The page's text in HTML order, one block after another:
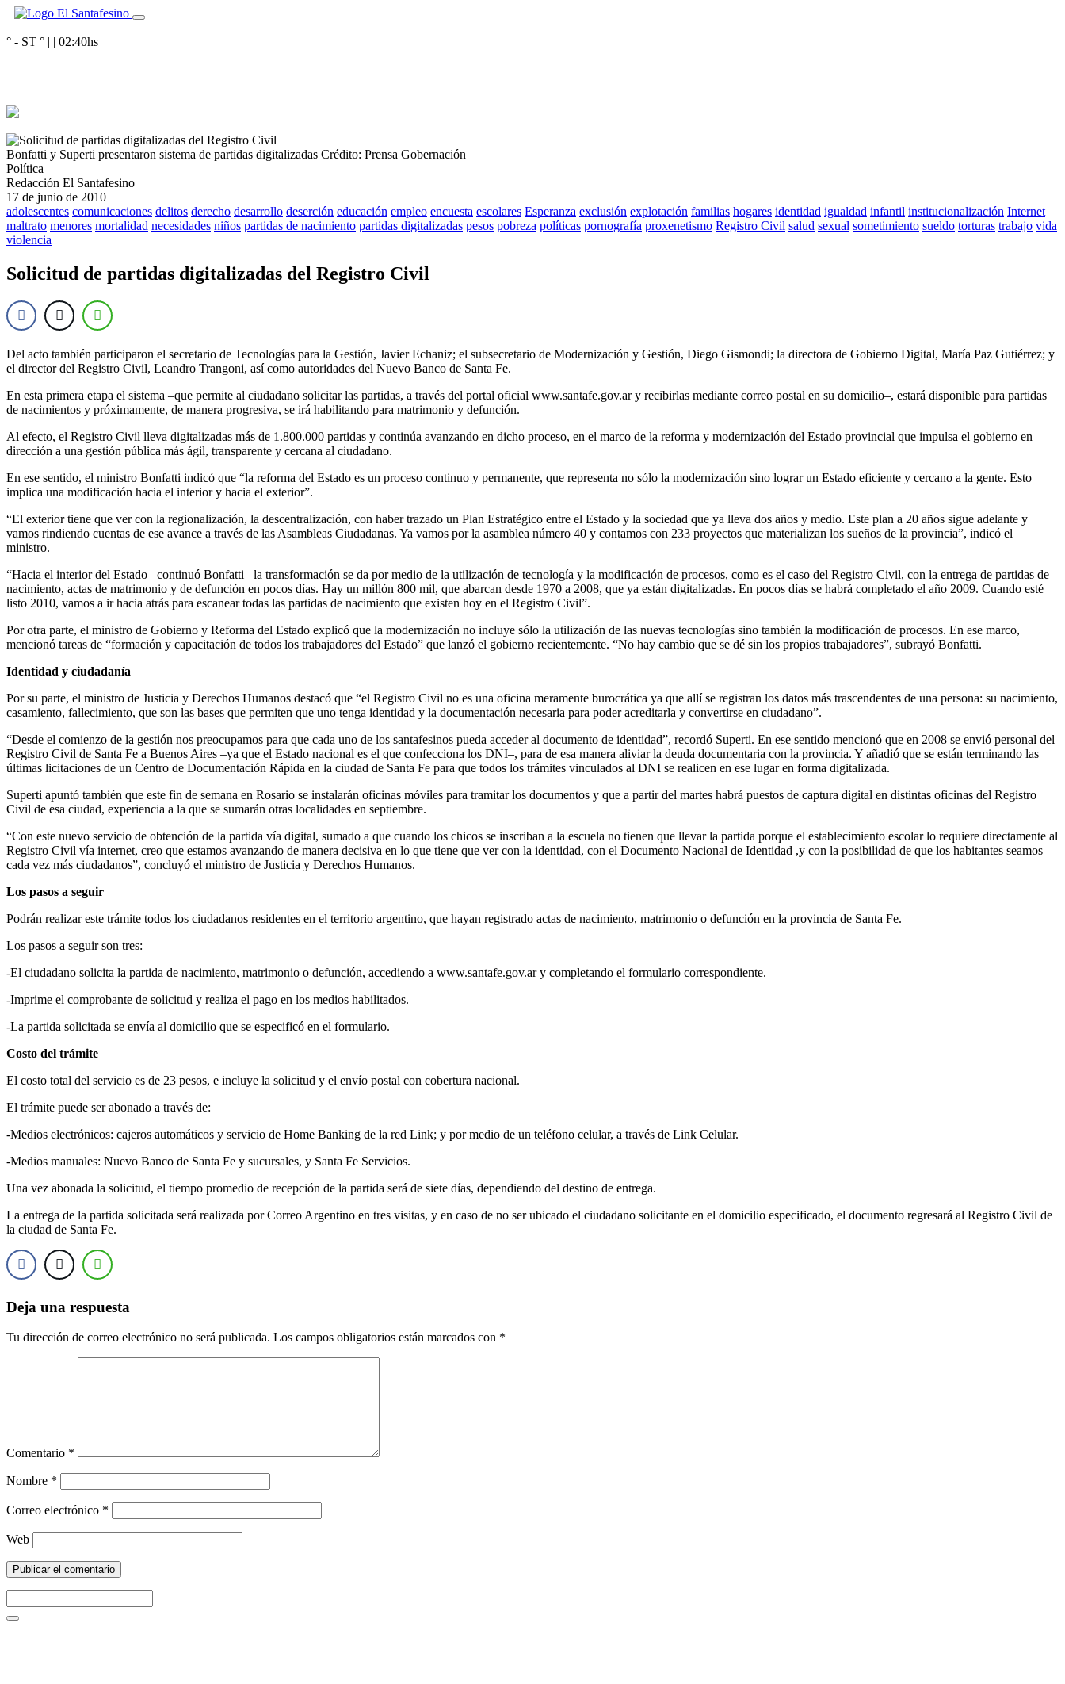
° - ST ° | | 02:40hs
Bonfatti y Superti presentaron sistema de partidas digitalizadas Crédito: Prensa Gobernación
Política
Redacción El Santafesino
17 de junio de 2010
adolescentes comunicaciones delitos derecho desarrollo deserción educación empleo encuesta escolares Esperanza exclusión explotación familias hogares identidad igualdad infantil institucionalización Internet
maltrato menores mortalidad necesidades niños partidas de nacimiento partidas digitalizadas pesos pobreza políticas pornografía proxenetismo Registro Civil salud sexual sometimiento sueldo torturas trabajo vida
violencia
Solicitud de partidas digitalizadas del Registro Civil
Del acto también participaron el secretario de Tecnologías para la Gestión, Javier Echaniz; el subsecretario de Modernización y Gestión, Diego Gismondi; la directora de Gobierno Digital, María Paz Gutiérrez; y
el director del Registro Civil, Leandro Trangoni, así como autoridades del Nuevo Banco de Santa Fe.
En esta primera etapa el sistema –que permite al ciudadano solicitar las partidas, a través del portal oficial www.santafe.gov.ar y recibirlas mediante correo postal en su domicilio–, estará disponible para partidas
de nacimientos y próximamente, de manera progresiva, se irá habilitando para matrimonio y defunción.
Al efecto, el Registro Civil lleva digitalizadas más de 1.800.000 partidas y continúa avanzando en dicho proceso, en el marco de la reforma y modernización del Estado provincial que impulsa el gobierno en
dirección a una gestión pública más ágil, transparente y cercana al ciudadano.
En ese sentido, el ministro Bonfatti indicó que “la reforma del Estado es un proceso continuo y permanente, que representa no sólo la modernización sino lograr un Estado eficiente y cercano a la gente. Esto
implica una modificación hacia el interior y hacia el exterior”.
“El exterior tiene que ver con la regionalización, la descentralización, con haber trazado un Plan Estratégico entre el Estado y la sociedad que ya lleva dos años y medio. Este plan a 20 años sigue adelante y
vamos rindiendo cuentas de ese avance a través de las Asambleas Ciudadanas. Ya vamos por la asamblea número 40 y contamos con 233 proyectos que materializan los sueños de la provincia”, indicó el
ministro.
“Hacia el interior del Estado –continuó Bonfatti– la transformación se da por medio de la utilización de tecnología y la modificación de procesos, como es el caso del Registro Civil, con la entrega de partidas de
nacimiento, actas de matrimonio y de defunción en pocos días. Hay un millón 800 mil, que abarcan desde 1970 a 2008, que ya están digitalizadas. En pocos días se habrá completado el año 2009. Cuando esté
listo 2010, vamos a ir hacia atrás para escanear todas las partidas de nacimiento que existen hoy en el Registro Civil”.
Por otra parte, el ministro de Gobierno y Reforma del Estado explicó que la modernización no incluye sólo la utilización de las nuevas tecnologías sino también la modificación de procesos. En ese marco,
mencionó tareas de “formación y capacitación de todos los trabajadores del Estado” que lanzó el gobierno recientemente. “No hay cambio que se dé sin los propios trabajadores”, subrayó Bonfatti.
Identidad y ciudadanía
Por su parte, el ministro de Justicia y Derechos Humanos destacó que “el Registro Civil no es una oficina meramente burocrática ya que allí se registran los datos más trascendentes de una persona: su nacimiento,
casamiento, fallecimiento, que son las bases que permiten que uno tenga identidad y la documentación necesaria para poder acreditarla y convertirse en ciudadano”.
“Desde el comienzo de la gestión nos preocupamos para que cada uno de los santafesinos pueda acceder al documento de identidad”, recordó Superti. En ese sentido mencionó que en 2008 se envió personal del
Registro Civil de Santa Fe a Buenos Aires –ya que el Estado nacional es el que confecciona los DNI–, para de esa manera aliviar la deuda documentaria con la provincia. Y añadió que se están terminando las
últimas licitaciones de un Centro de Documentación Rápida en la ciudad de Santa Fe para que todos los trámites vinculados al DNI se realicen en ese lugar en forma digitalizada.
Superti apuntó también que este fin de semana en Rosario se instalarán oficinas móviles para tramitar los documentos y que a partir del martes habrá puestos de captura digital en distintas oficinas del Registro
Civil de esa ciudad, experiencia a la que se sumarán otras localidades en septiembre.
“Con este nuevo servicio de obtención de la partida vía digital, sumado a que cuando los chicos se inscriban a la escuela no tienen que llevar la partida porque el establecimiento escolar lo requiere directamente al
Registro Civil vía internet, creo que estamos avanzando de manera decisiva en lo que tiene que ver con la identidad, con el Documento Nacional de Identidad ,y con la posibilidad de que los habitantes seamos
cada vez más ciudadanos”, concluyó el ministro de Justicia y Derechos Humanos.
Los pasos a seguir
Podrán realizar este trámite todos los ciudadanos residentes en el territorio argentino, que hayan registrado actas de nacimiento, matrimonio o defunción en la provincia de Santa Fe.
Los pasos a seguir son tres:
-El ciudadano solicita la partida de nacimiento, matrimonio o defunción, accediendo a www.santafe.gov.ar y completando el formulario correspondiente.
-Imprime el comprobante de solicitud y realiza el pago en los medios habilitados.
-La partida solicitada se envía al domicilio que se especificó en el formulario.
Costo del trámite
El costo total del servicio es de 23 pesos, e incluye la solicitud y el envío postal con cobertura nacional.
El trámite puede ser abonado a través de:
-Medios electrónicos: cajeros automáticos y servicio de Home Banking de la red Link; y por medio de un teléfono celular, a través de Link Celular.
-Medios manuales: Nuevo Banco de Santa Fe y sucursales, y Santa Fe Servicios.
Una vez abonada la solicitud, el tiempo promedio de recepción de la partida será de siete días, dependiendo del destino de entrega.
La entrega de la partida solicitada será realizada por Correo Argentino en tres visitas, y en caso de no ser ubicado el ciudadano solicitante en el domicilio especificado, el documento regresará al Registro Civil de
la ciudad de Santa Fe.
Deja una respuesta
Tu dirección de correo electrónico no será publicada. Los campos obligatorios están marcados con *
Comentario *
Nombre *
Correo electrónico *
Web